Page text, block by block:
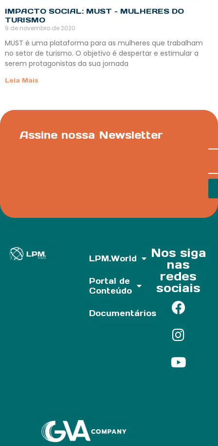
IMPACTO SOCIAL: MUST – MULHERES DO
TURISMO
9 de novembro de 2020
MUST é uma plataforma para as mulheres que trabalham
no setor de turismo. O objetivo é despertar e estimular a
serem protagonistas da sua jornada
Leia Mais
Assine nossa Newsletter
LPM.World
Portal de
Conteúdo
Documentários
Nos siga
nas
redes
sociais